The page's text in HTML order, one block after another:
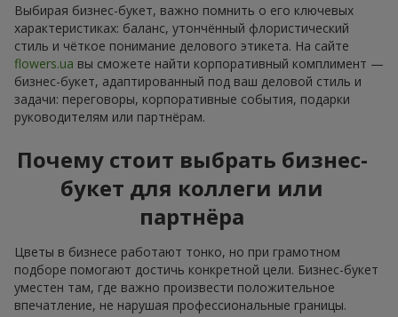
Выбирая бизнес-букет, важно помнить о его ключевых
характеристиках: баланс, утончённый флористический
стиль и чёткое понимание делового этикета. На сайте
flowers.ua вы сможете найти корпоративный комплимент —
бизнес-букет, адаптированный под ваш деловой стиль и
задачи: переговоры, корпоративные события, подарки
руководителям или партнёрам.
Почему стоит выбрать бизнес-
букет для коллеги или
партнёра
Цветы в бизнесе работают тонко, но при грамотном
подборе помогают достичь конкретной цели. Бизнес-букет
уместен там, где важно произвести положительное
впечатление, не нарушая профессиональные границы.